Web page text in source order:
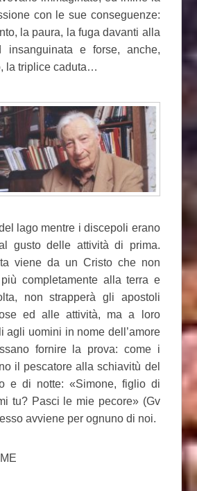
con le sue conseguenze:
la paura, la fuga davanti alla
insanguinata e forse, anche,
la triplice caduta…
lago mentre i discepoli erano
gusto delle attività di prima.
viene da un Cristo che non
completamente alla terra e
non strapperà gli apostoli
ed alle attività, ma a loro
agli uomini in nome dell’amore
fornire la prova: come i
il pescatore alla schiavitù del
e di notte: «Simone, figlio di
tu? Pasci le mie pecore» (Gv
avviene per ognuno di noi.